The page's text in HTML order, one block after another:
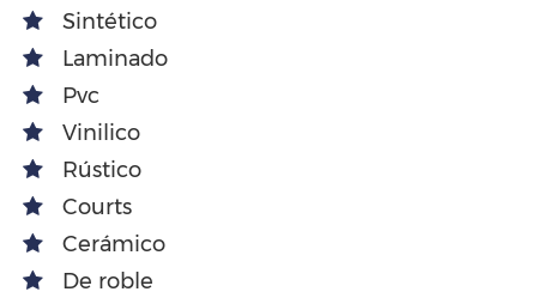
Sintético
Laminado
Pvc
Vinilico
Rústico
Courts
Cerámico
De roble